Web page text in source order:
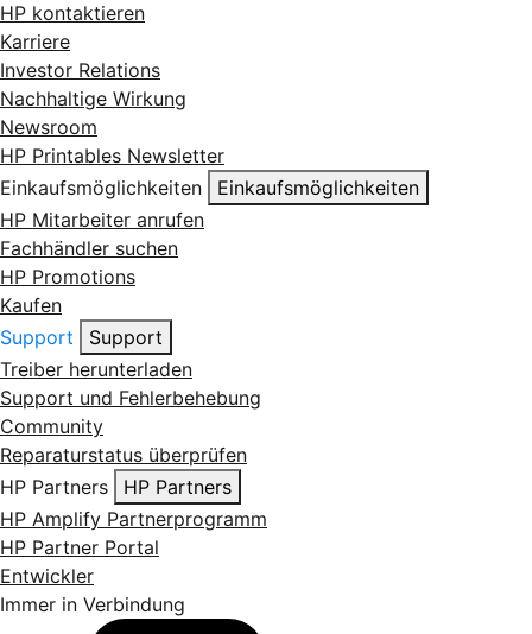
HP kontaktieren
Karriere
Investor Relations
Nachhaltige Wirkung
Newsroom
HP Printables Newsletter
Einkaufsmöglichkeiten
Einkaufsmöglichkeiten
HP Mitarbeiter anrufen
Fachhändler suchen
HP Promotions
Kaufen
Support
Support
Treiber herunterladen
Support und Fehlerbehebung
Community
Reparaturstatus überprüfen
HP Partners
HP Partners
HP Amplify Partnerprogramm
HP Partner Portal
Entwickler
Immer in Verbindung